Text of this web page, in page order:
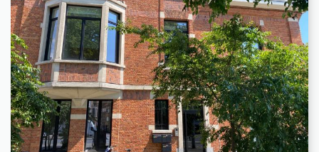
Verhuurd: Studentenkamer
-
-
1
15 m²